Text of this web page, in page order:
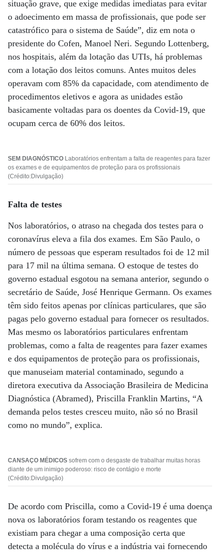
situação grave, que exige medidas imediatas para evitar
o adoecimento em massa de profissionais, que pode ser
catastrófico para o sistema de Saúde”, diz em nota o
presidente do Cofen, Manoel Neri. Segundo Lottenberg,
nos hospitais, além da lotação das UTIs, há problemas
com a lotação dos leitos comuns. Antes muitos deles
operavam com 85% da capacidade, com atendimento de
procedimentos eletivos e agora as unidades estão
basicamente voltadas para os doentes da Covid-19, que
ocupam cerca de 60% dos leitos.
SEM DIAGNÓSTICO Laboratórios enfrentam a falta de reagentes para fazer
os exames e de equipamentos de proteção para os profissionais
(Crédito:Divulgação)
Falta de testes
Nos laboratórios, o atraso na chegada dos testes para o
coronavírus eleva a fila dos exames. Em São Paulo, o
número de pessoas que esperam resultados foi de 12 mil
para 17 mil na última semana. O estoque de testes do
governo estadual esgotou na semana anterior, segundo o
secretário de Saúde, José Henrique Germann. Os exames
têm sido feitos apenas por clínicas particulares, que são
pagas pelo governo estadual para fornecer os resultados.
Mas mesmo os laboratórios particulares enfrentam
problemas, como a falta de reagentes para fazer exames
e dos equipamentos de proteção para os profissionais,
que manuseiam material contaminado, segundo a
diretora executiva da Associação Brasileira de Medicina
Diagnóstica (Abramed), Priscilla Franklin Martins, “A
demanda pelos testes cresceu muito, não só no Brasil
como no mundo”, explica.
CANSAÇO MÉDICOS sofrem com o desgaste de trabalhar muitas horas
diante de um inimigo poderoso: risco de contágio e morte
(Crédito:Divulgação)
De acordo com Priscilla, como a Covid-19 é uma doença
nova os laboratórios foram testando os reagentes que
existiam para chegar a uma composição certa que
detecta a molécula do vírus e a indústria vai fornecendo